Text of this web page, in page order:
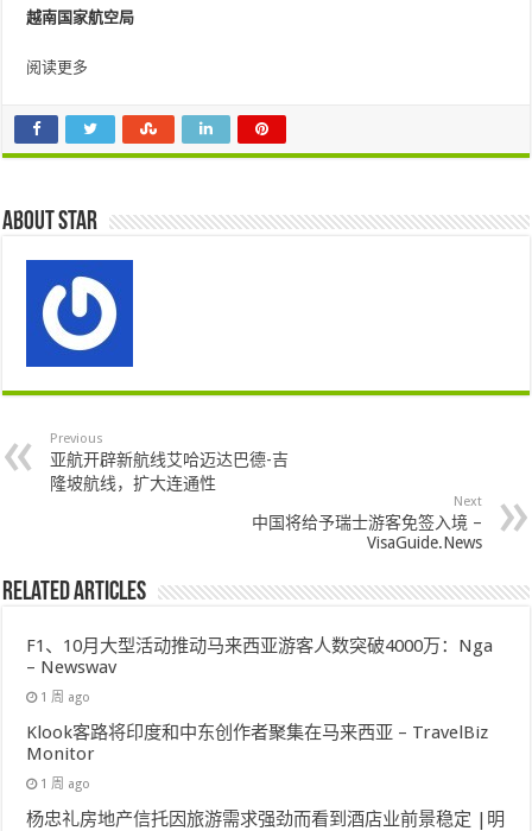
越南国家航空局
阅读更多
About star
Previous
亚航开辟新航线艾哈迈达巴德-吉
隆坡航线，扩大连通性
Next
中国将给予瑞士游客免签入境 –
VisaGuide.News
Related Articles
F1、10月大型活动推动马来西亚游客人数突破4000万：Nga
– Newswav
1 周 ago
Klook客路将印度和中东创作者聚集在马来西亚 – TravelBiz
Monitor
1 周 ago
杨忠礼房地产信托因旅游需求强劲而看到酒店业前景稳定 |明